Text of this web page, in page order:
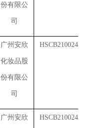
份有限公
司
广州安欣
化妆品股
份有限公
司
广州安欣